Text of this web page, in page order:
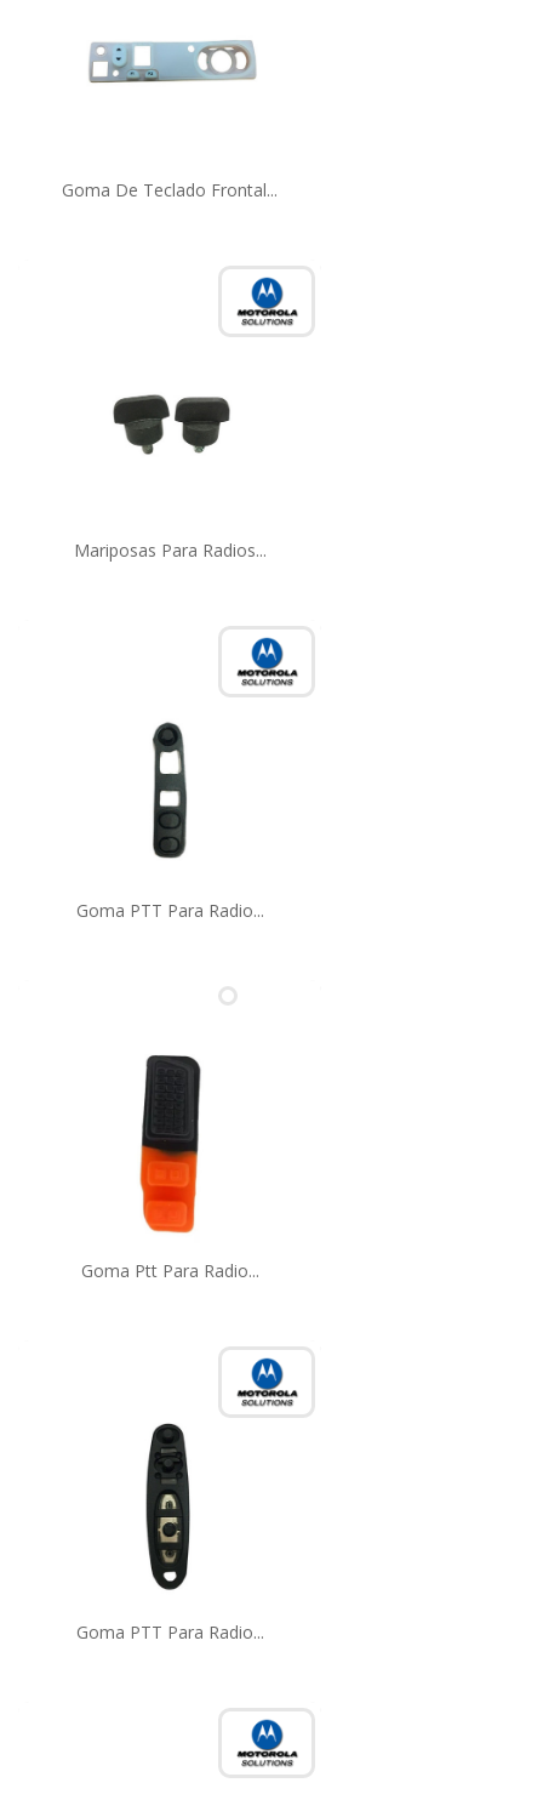
Goma De Teclado Frontal...
Mariposas Para Radios...
Goma PTT Para Radio...
Goma Ptt Para Radio...
Goma PTT Para Radio...